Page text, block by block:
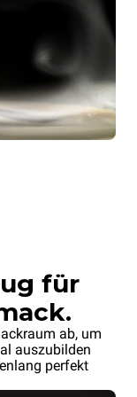
für
ab, um
auszubilden
perfekt